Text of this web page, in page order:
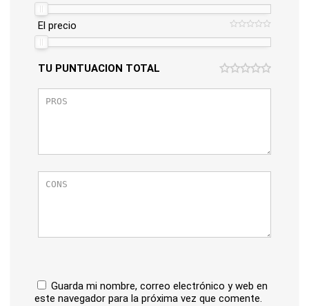
El precio
TU PUNTUACION TOTAL
Guarda mi nombre, correo electrónico y web en
este navegador para la próxima vez que comente.